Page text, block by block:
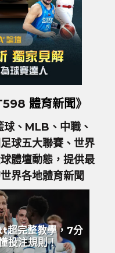
體育新聞》
、MLB、中職、
球五大聯賽、世界
體壇動態，提供最
界各地體育新聞
超完整教學，7分
投注規則！